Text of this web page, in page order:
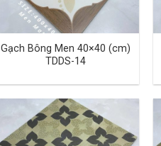
Gạch Bông Men 40×40 (cm)
TDDS-14